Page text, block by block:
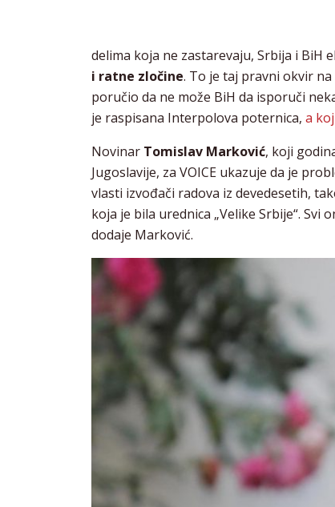
delima koja ne zastarevaju, Srbija i BiH
i ratne zločine. To je taj pravni okvir
poručio da ne može BiH da isporuči
je raspisana Interpolova poternica, a
Novinar Tomislav Marković, koji
Jugoslavije, za VOICE ukazuje da je
vlasti izvođači radova iz devedesetih,
koja je bila urednica „Velike Srbije“.
dodaje Marković.